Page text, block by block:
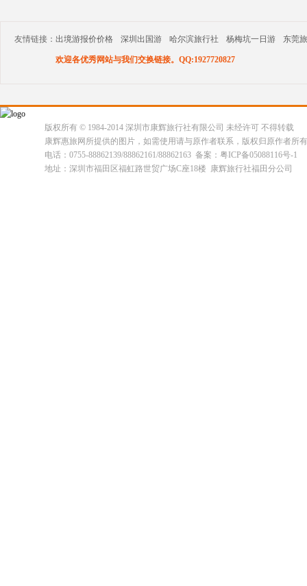
友情链接： 出境游报价价格 深圳出国游 哈尔滨旅行社 杨梅坑一日游 东莞
欢迎各优秀网站与我们交换链接。QQ:1927720827
版权所有 © 1984-2014 深圳市康辉旅行社有限公司 未经许可 不得转载
康辉惠旅网所提供的图片，如需使用请与原作者联系，版权归原作者所
电话：0755-88862139/88862161/88862163 备案：粤ICP备05088116号-1
地址：深圳市福田区福虹路世贸广场C座18楼 康辉旅行社福田分公司